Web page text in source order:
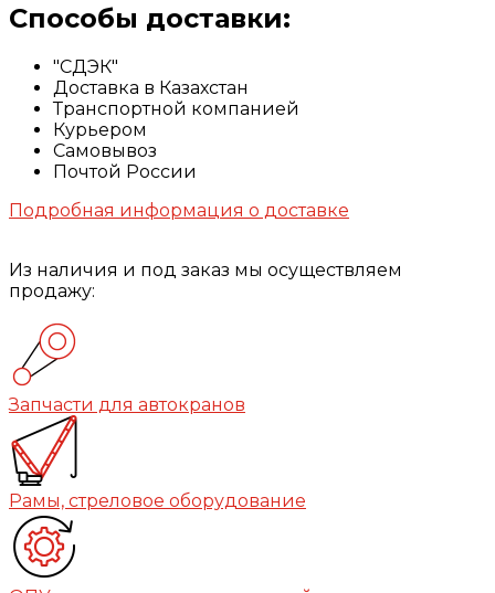
Способы доставки:
"СДЭК"
Доставка в Казахстан
Транспортной компанией
Курьером
Самовывоз
Почтой России
Подробная информация о доставке
Из наличия и под заказ мы осуществляем
продажу:
Запчасти для автокранов
Рамы, стреловое оборудование